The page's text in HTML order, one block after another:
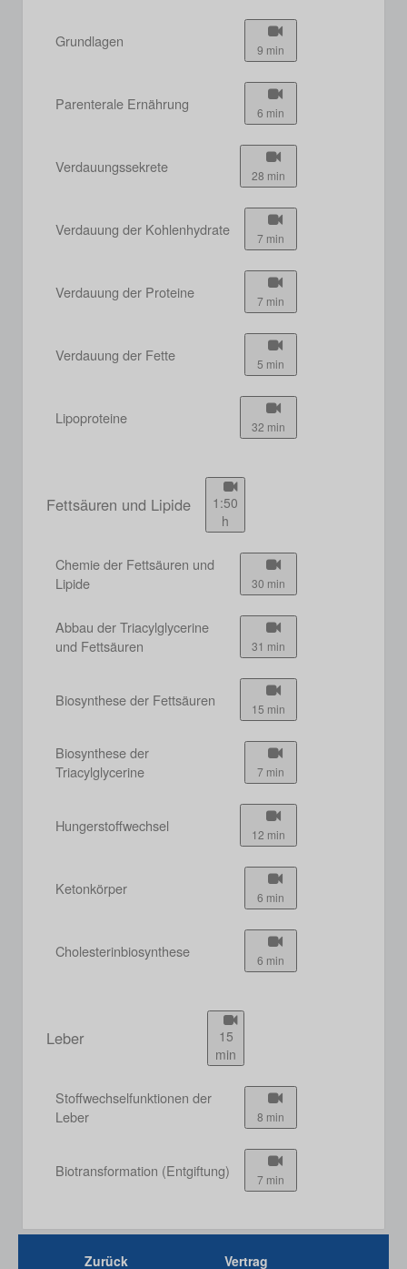
Grundlagen 9 min
Parenterale Ernährung 6 min
Verdauungssekrete 28 min
Verdauung der Kohlenhydrate 7 min
Verdauung der Proteine 7 min
Verdauung der Fette 5 min
Lipoproteine 32 min
Fettsäuren und Lipide
1:50
h
Chemie der Fettsäuren und
Lipide
30 min
Abbau der Triacylglycerine
und Fettsäuren
31 min
Biosynthese der Fettsäuren 15 min
Biosynthese der
Triacylglycerine
7 min
Hungerstoffwechsel 12 min
Ketonkörper 6 min
Cholesterinbiosynthese 6 min
Leber
15
min
Stoffwechselfunktionen der
Leber
8 min
Biotransformation (Entgiftung) 7 min
Zurück Vertrag